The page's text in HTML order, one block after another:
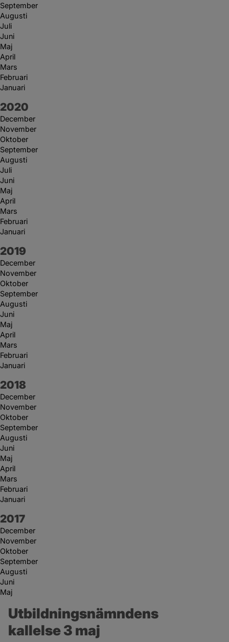
September
Augusti
Juli
Juni
Maj
April
Mars
Februari
Januari
År:
2020
December
November
Oktober
September
Augusti
Juli
Juni
Maj
April
Mars
Februari
Januari
År:
2019
December
November
Oktober
September
Augusti
Juni
Maj
April
Mars
Februari
Januari
År:
2018
December
November
Oktober
September
Augusti
Juni
Maj
April
Mars
Februari
Januari
År:
2017
December
November
Oktober
September
Augusti
Juni
Maj
Utbildningsnämndens
kallelse 3 maj